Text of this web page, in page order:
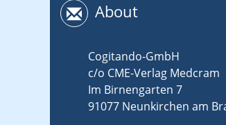
About
Cogitando-GmbH
c/o CME-Verlag Medcram
Im Birnengarten 7
91077 Neunkirchen am